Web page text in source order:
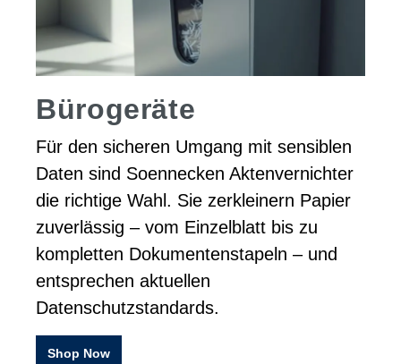
Bürogeräte
Für den sicheren Umgang mit sensiblen
Daten sind Soennecken Aktenvernichter
die richtige Wahl. Sie zerkleinern Papier
zuverlässig – vom Einzelblatt bis zu
kompletten Dokumentenstapeln – und
entsprechen aktuellen
Datenschutzstandards.
Shop Now